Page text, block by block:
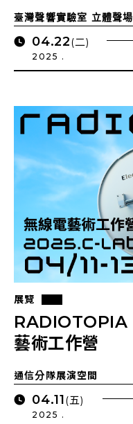
臺灣聲響實驗室 立體聲場
04.22(二)
2025 .
展覽
RADIOTOPIA
藝術工作營
通信分隊展演空間
04.11(五)
2025 .